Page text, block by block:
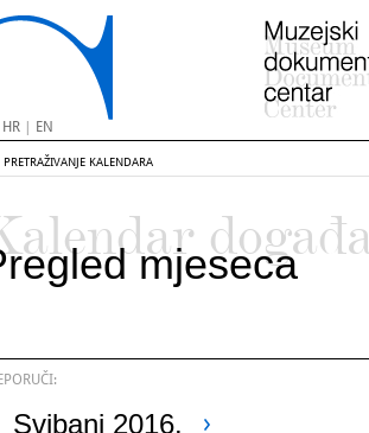
HR| EN
PRETRAŽIVANJE KALENDARA
mjeseca
Svibanj 2016.